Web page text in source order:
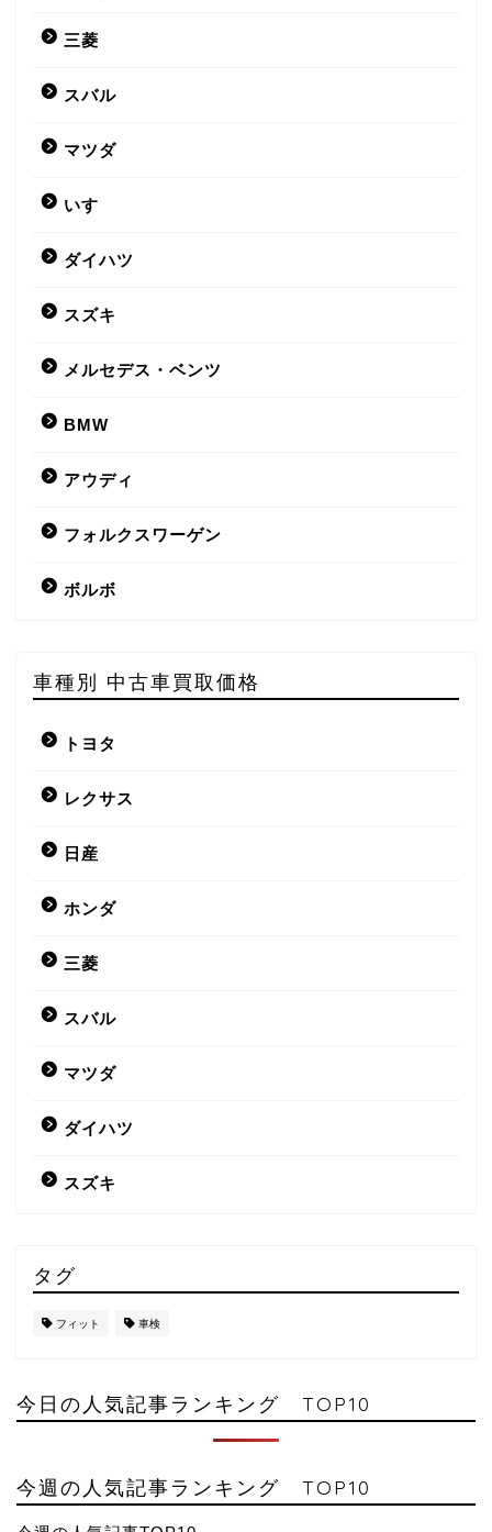
三菱
スバル
マツダ
いすゞ
ダイハツ
スズキ
メルセデス・ベンツ
BMW
アウディ
フォルクスワーゲン
ボルボ
車種別 中古車買取価格
トヨタ
レクサス
日産
ホンダ
三菱
スバル
マツダ
ダイハツ
スズキ
タグ
フィット 車検
今日の人気記事ランキング TOP10
今週の人気記事ランキング TOP10